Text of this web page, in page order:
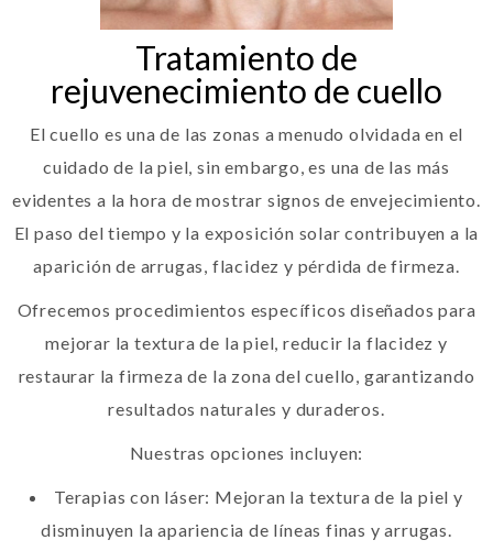
Tratamiento de
rejuvenecimiento de cuello
El cuello es una de las zonas a menudo olvidada en el
cuidado de la piel, sin embargo, es una de las más
evidentes a la hora de mostrar signos de envejecimiento.
El paso del tiempo y la exposición solar contribuyen a la
aparición de arrugas, flacidez y pérdida de firmeza.
Ofrecemos procedimientos específicos diseñados para
mejorar la textura de la piel, reducir la flacidez y
restaurar la firmeza de la zona del cuello, garantizando
resultados naturales y duraderos.
Nuestras opciones incluyen:
Terapias con láser: Mejoran la textura de la piel y
disminuyen la apariencia de líneas finas y arrugas.